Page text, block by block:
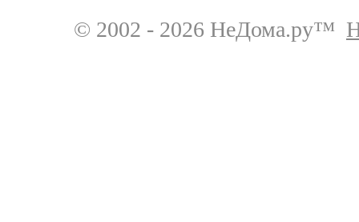
© 2002 - 2026 НеДома.ру™